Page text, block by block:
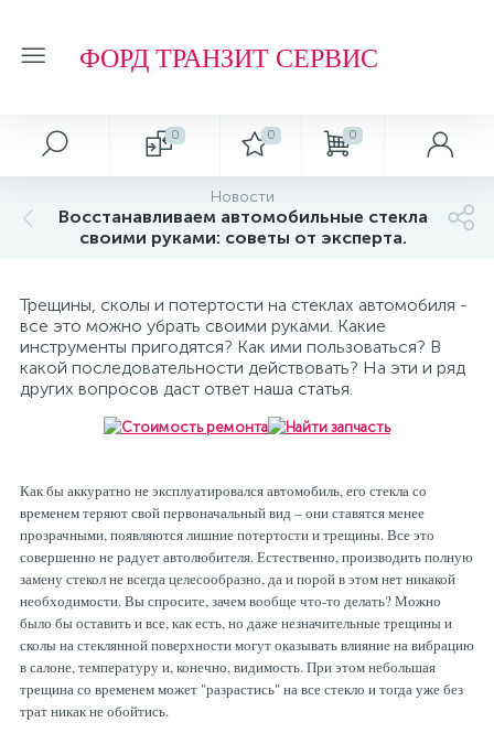
ФОРД ТРАНЗИТ СЕРВИС
0 0 0
Новости
Восстанавливаем автомобильные стекла
своими руками: советы от эксперта.
Трещины, сколы и потертости на стеклах автомобиля -
все это можно убрать своими руками. Какие
инструменты пригодятся? Как ими пользоваться? В
какой последовательности действовать? На эти и ряд
других вопросов даст ответ наша статья.
Как бы аккуратно не эксплуатировался автомобиль, его стекла со
временем теряют свой первоначальный вид – они ставятся менее
прозрачными, появляются лишние потертости и трещины. Все это
совершенно не радует автолюбителя. Естественно, производить полную
замену стекол не всегда целесообразно, да и порой в этом нет никакой
необходимости. Вы спросите, зачем вообще что-то делать? Можно
было бы оставить и все, как есть, но даже незначительные трещины и
сколы на стеклянной поверхности могут оказывать влияние на вибрацию
в салоне, температуру и, конечно, видимость. При этом небольшая
трещина со временем может "разрастись" на все стекло и тогда уже без
трат никак не обойтись.